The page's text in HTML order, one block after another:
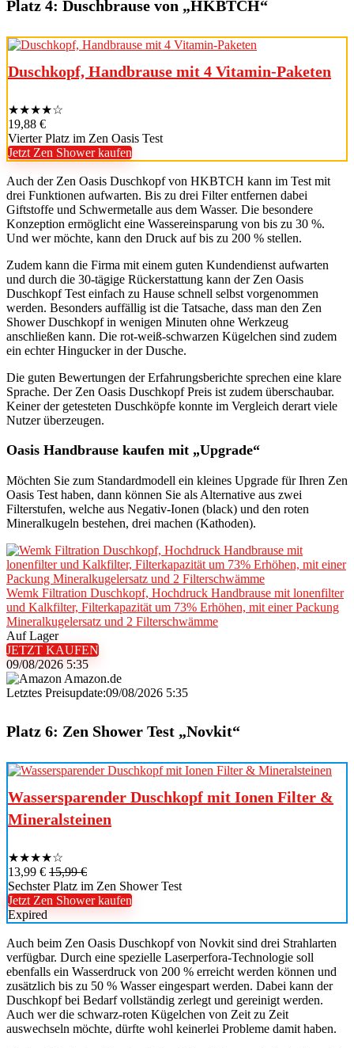
Platz 4: Duschbrause von „HKBTCH“
Duschkopf, Handbrause mit 4 Vitamin-Paketen
★★★★☆
19,88 €
Vierter Platz im Zen Oasis Test
Jetzt Zen Shower kaufen
Auch der Zen Oasis Duschkopf von HKBTCH kann im Test mit
drei Funktionen aufwarten. Bis zu drei Filter entfernen dabei
Giftstoffe und Schwermetalle aus dem Wasser. Die besondere
Konzeption ermöglicht eine Wassereinsparung von bis zu 30 %.
Und wer möchte, kann den Druck auf bis zu 200 % stellen.
Zudem kann die Firma mit einem guten Kundendienst aufwarten
und durch die 30-tägige Rückerstattung kann der Zen Oasis
Duschkopf Test einfach zu Hause schnell selbst vorgenommen
werden. Besonders auffällig ist die Tatsache, dass man den Zen
Shower Duschkopf in wenigen Minuten ohne Werkzeug
anschließen kann. Die rot-weiß-schwarzen Kügelchen sind zudem
ein echter Hingucker in der Dusche.
Die guten Bewertungen der Erfahrungsberichte sprechen eine klare
Sprache. Der Zen Oasis Duschkopf Preis ist zudem überschaubar.
Keiner der getesteten Duschköpfe konnte im Vergleich derart viele
Nutzer überzeugen.
Oasis Handbrause kaufen mit „Upgrade“
Möchten Sie zum Standardmodell ein kleines Upgrade für Ihren Zen
Oasis Test haben, dann können Sie als Alternative aus zwei
Filterstufen, welche aus Negativ-Ionen (black) und den roten
Mineralkugeln bestehen, drei machen (Kathoden).
Wemk Filtration Duschkopf, Hochdruck Handbrause mit lonenfilter
und Kalkfilter, Filterkapazität um 73% Erhöhen, mit einer Packung
Mineralkugelersatz und 2 Filterschwämme
Auf Lager
JETZT KAUFEN
09/08/2026 5:35
Amazon.de
Letztes Preisupdate:09/08/2026 5:35
Platz 6: Zen Shower Test „Novkit“
Wassersparender Duschkopf mit Ionen Filter &
Mineralsteinen
★★★★☆
13,99 € 15,99 €
Sechster Platz im Zen Shower Test
Jetzt Zen Shower kaufen
Expired
Auch beim Zen Oasis Duschkopf von Novkit sind drei Strahlarten
verfügbar. Durch eine spezielle Laserperfora-Technologie soll
ebenfalls ein Wasserdruck von 200 % erreicht werden können und
zusätzlich bis zu 50 % Wasser eingespart werden. Dabei kann der
Duschkopf bei Bedarf vollständig zerlegt und gereinigt werden.
Auch wer die schwarz-roten Kügelchen von Zeit zu Zeit
auswechseln möchte, dürfte wohl keinerlei Probleme damit haben.